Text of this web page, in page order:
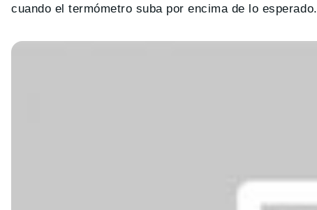
cuando el termómetro suba por encima de lo esperado.